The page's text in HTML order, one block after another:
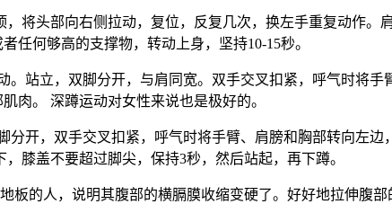
将头部向右侧拉动，复位，反复几次，换左手重复动作
任何够高的支撑物，转动上身，坚持10-15秒。
。站立，双脚分开，与肩同宽。双手交叉扣紧，呼气时将
肉。 深蹲运动对女性来说也是极好的。
分开，双手交叉扣紧，呼气时将手臂、肩膀和胸部转向左
膝盖不要超过脚尖，保持3秒，然后站起，再下蹲。
板的人，说明其腹部的横膈膜收缩变硬了。好好地拉伸腹